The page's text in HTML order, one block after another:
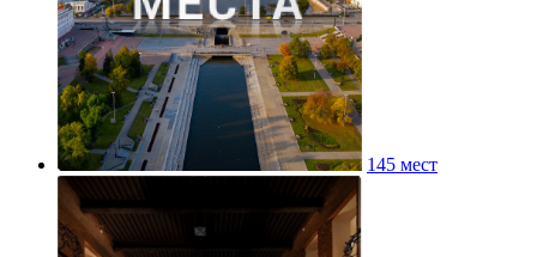
145 мест